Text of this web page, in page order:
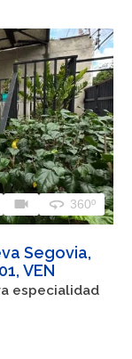
videocam 360 360º
Segovia,
VEN
especialidad